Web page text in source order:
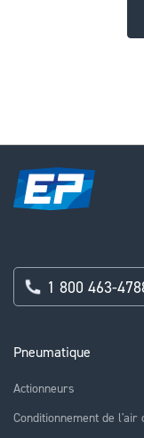
Pneumatique
Actionneurs
Conditionnement de l'air
1 800 463-